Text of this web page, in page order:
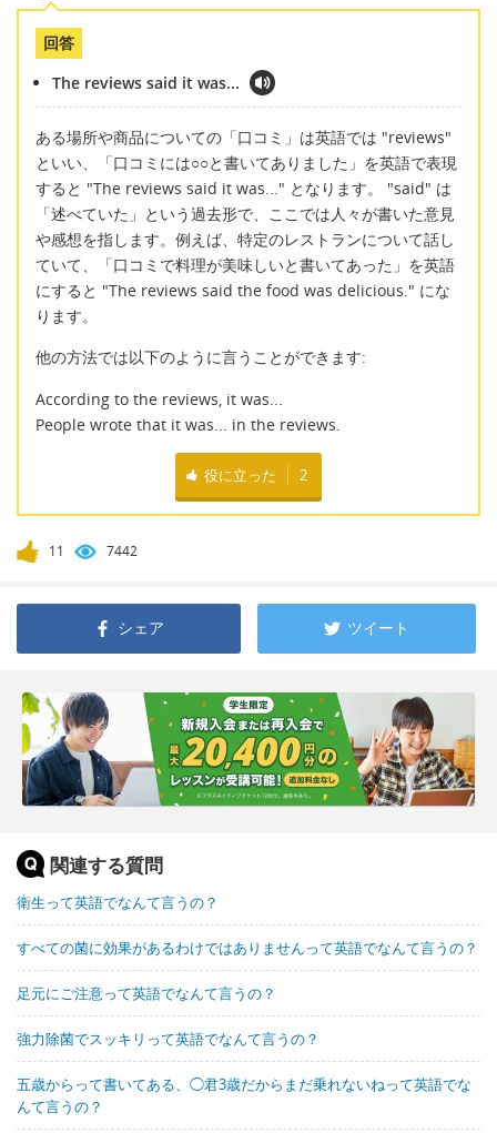
回答
The reviews said it was...
ある場所や商品についての「口コミ」は英語では "reviews"
といい、「口コミには○○と書いてありました」を英語で表現
すると "The reviews said it was..." となります。 "said" は
「述べていた」という過去形で、ここでは人々が書いた意見
や感想を指します。例えば、特定のレストランについて話し
ていて、「口コミで料理が美味しいと書いてあった」を英語
にすると "The reviews said the food was delicious." にな
ります。
他の方法では以下のように言うことができます:
According to the reviews, it was...
People wrote that it was... in the reviews.
役に立った 2
11 7442
シェア ツイート
関連する質問
衛生って英語でなんて言うの？
すべての菌に効果があるわけではありませんって英語でなんて言うの？
足元にご注意って英語でなんて言うの？
強力除菌でスッキリって英語でなんて言うの？
五歳からって書いてある、◯君3歳だからまだ乗れないねって英語でな
んて言うの？